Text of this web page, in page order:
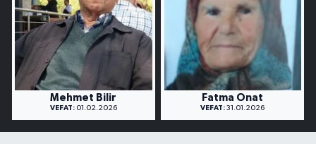
Mehmet Bilir
VEFAT:01.02.2026
Fatma Onat
VEFAT: 31.01.2026